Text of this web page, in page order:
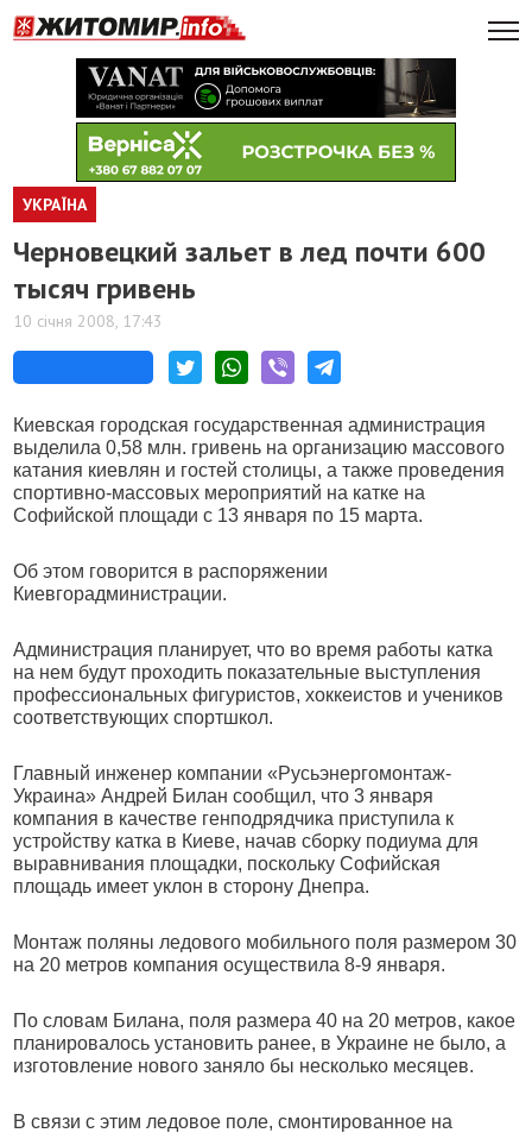
УКРАЇНА
Черновецкий зальет в лед почти 600
тысяч гривень
10 січня 2008, 17:43
Киевская городская государственная администрация
выделила 0,58 млн. гривень на организацию массового
катания киевлян и гостей столицы, а также проведения
спортивно-массовых мероприятий на катке на
Софийской площади с 13 января по 15 марта.
Об этом говорится в распоряжении
Киевгорадминистрации.
Администрация планирует, что во время работы катка
на нем будут проходить показательные выступления
профессиональных фигуристов, хоккеистов и учеников
соответствующих спортшкол.
Главный инженер компании «Русьэнергомонтаж-
Украина» Андрей Билан сообщил, что 3 января
компания в качестве генподрядчика приступила к
устройству катка в Киеве, начав сборку подиума для
выравнивания площадки, поскольку Софийская
площадь имеет уклон в сторону Днепра.
Монтаж поляны ледового мобильного поля размером 30
на 20 метров компания осуществила 8-9 января.
По словам Билана, поля размера 40 на 20 метров, какое
планировалось установить ранее, в Украине не было, а
изготовление нового заняло бы несколько месяцев.
В связи с этим ледовое поле, смонтированное на